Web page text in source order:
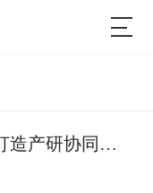
嘉为蓝鲸DevOps评审管理：打造产研协同的标准化评审体系